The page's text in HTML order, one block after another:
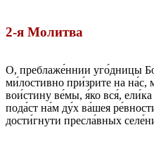
2-я Молитва
О, преблаже́ннии уго́дницы
ми́лостивно при́зрите на
вои́стину ве́мы, я́ко вся́,
пода́ст на́м ду́х ва́шея
дости́гнути пресла́вных